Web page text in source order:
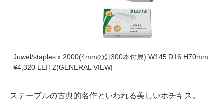
Juwel/staples x 2000(4mmの針300本付属) W145 D16 H70mm
¥4,320 LEITZ(GENERAL VIEW)
ステープルの古典的名作といわれる美しいホチキス。